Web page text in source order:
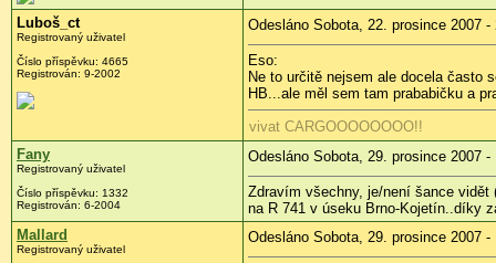
Luboš_ct
Registrovaný uživatel
Číslo příspěvku: 4665
Registrován: 9-2002
Odesláno Sobota, 22. prosince 2007 -
Eso:
Ne to určitě nejsem ale docela často
HB...ale měl sem tam prababičku a
vivat CARGOOOOOOOO!!
Fany
Registrovaný uživatel
Číslo příspěvku: 1332
Registrován: 6-2004
Odesláno Sobota, 29. prosince 2007 -
Zdravím všechny, je/není šance
na R 741 v úseku Brno-Kojetín..díky
Mallard
Registrovaný uživatel
Odesláno Sobota, 29. prosince 2007 -